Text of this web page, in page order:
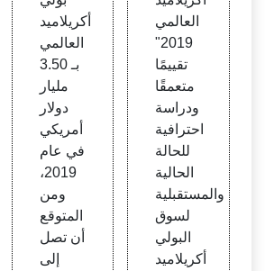
عة
أكريلاميد
العالمي
بـ 3.50
مليار
دولار
أمريكي
في عام
2019،
ومن
المتوقع
أن تصل
إلى
لارتقا
ء مع
العالمي
2019"
تقييمًا
متعمقًا
ودراسة
احترافية
للحالة
الحالية
والمستقبلية
لسوق
البولي
أكريلاميد